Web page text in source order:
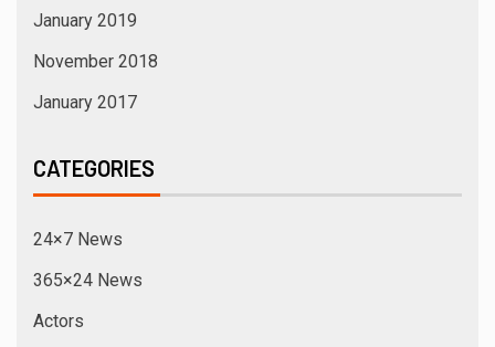
January 2019
November 2018
January 2017
CATEGORIES
24×7 News
365×24 News
Actors